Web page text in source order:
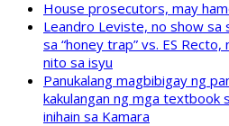
House prosecutors, may
Leandro Leviste, no show sa
sa “honey trap” vs. ES
nito sa isyu
Panukalang magbibigay ng
kakulangan ng mga textbook
inihain sa Kamara